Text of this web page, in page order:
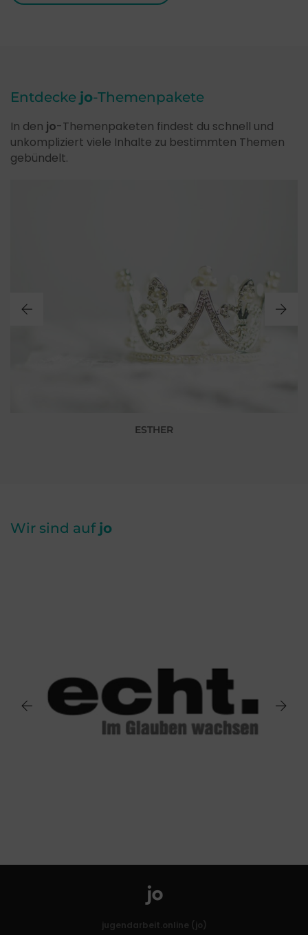
Entdecke jo-Themenpakete
In den jo-Themenpaketen findest du schnell und
unkompliziert viele Inhalte zu bestimmten Themen
gebündelt.
ESTHER
Wir sind auf jo
jugendarbeit.online (jo)